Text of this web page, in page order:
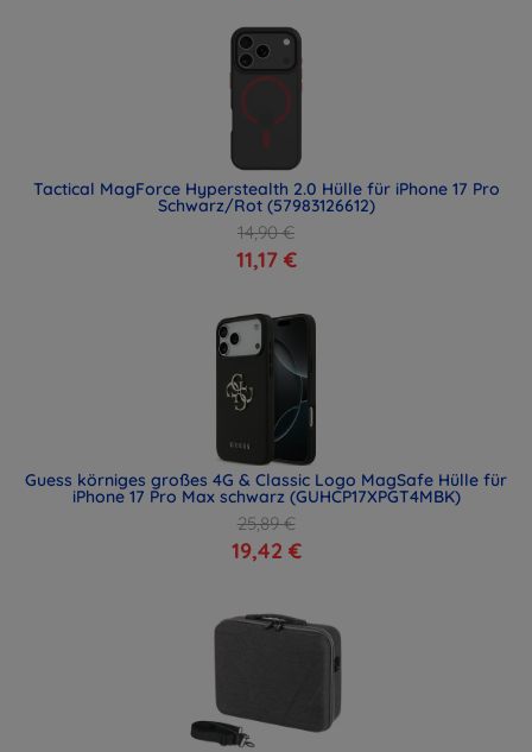
Tactical MagForce Hyperstealth 2.0 Hülle für iPhone 17 Pro
Schwarz/Rot (57983126612)
14,90 €
11,17 €
Guess körniges großes 4G & Classic Logo MagSafe Hülle für
iPhone 17 Pro Max schwarz (GUHCP17XPGT4MBK)
25,89 €
19,42 €